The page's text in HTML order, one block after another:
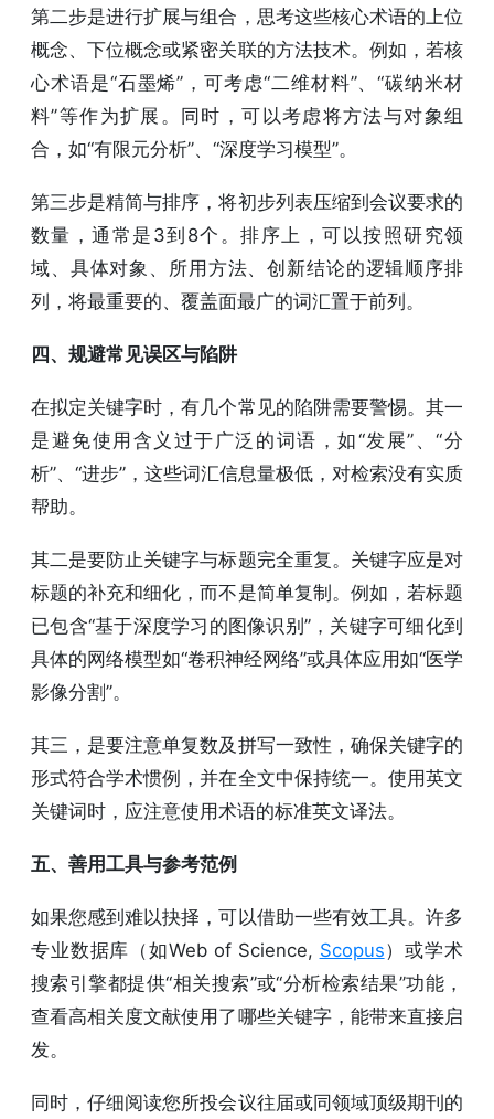
第二步是进行扩展与组合，思考这些核心术语的上位
概念、下位概念或紧密关联的方法技术。例如，若核
心术语是“石墨烯”，可考虑“二维材料”、“碳纳米材
料”等作为扩展。同时，可以考虑将方法与对象组
合，如“有限元分析”、“深度学习模型”。
第三步是精简与排序，将初步列表压缩到会议要求的
数量，通常是3到8个。排序上，可以按照研究领
域、具体对象、所用方法、创新结论的逻辑顺序排
列，将最重要的、覆盖面最广的词汇置于前列。
四、规避常见误区与陷阱
在拟定关键字时，有几个常见的陷阱需要警惕。其一
是避免使用含义过于广泛的词语，如“发展”、“分
析”、“进步”，这些词汇信息量极低，对检索没有实质
帮助。
其二是要防止关键字与标题完全重复。关键字应是对
标题的补充和细化，而不是简单复制。例如，若标题
已包含“基于深度学习的图像识别”，关键字可细化到
具体的网络模型如“卷积神经网络”或具体应用如“医学
影像分割”。
其三，是要注意单复数及拼写一致性，确保关键字的
形式符合学术惯例，并在全文中保持统一。使用英文
关键词时，应注意使用术语的标准英文译法。
五、善用工具与参考范例
如果您感到难以抉择，可以借助一些有效工具。许多
专业数据库（如Web of Science, Scopus）或学术
搜索引擎都提供“相关搜索”或“分析检索结果”功能，
查看高相关度文献使用了哪些关键字，能带来直接启
发。
同时，仔细阅读您所投会议往届或同领域顶级期刊的